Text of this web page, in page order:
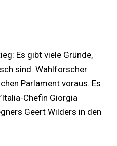
Es gibt viele Gründe,
sind. Wahlforscher
Parlament voraus. Es
Chefin Giorgia
Geert Wilders in den